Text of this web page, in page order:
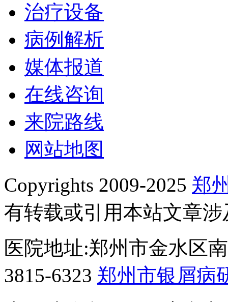
治疗设备
病例解析
媒体报道
在线咨询
来院路线
网站地图
Copyrights 2009-2025 郑
有转载或引用本站文章
医院地址:郑州市金水区
3815-6323 郑州市银屑病